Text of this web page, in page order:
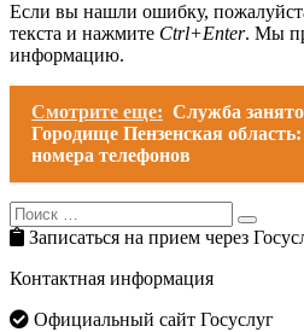
Если вы нашли ошибку,
текста и нажмите Ctrl+Enter. Мы
информацию.
Смотрите еще: Служба
Городище Пензенская область:
номера телефонов
Search
for:
Search
Записаться на прием через
Контактная информация
Официальный сайт Госуслуг